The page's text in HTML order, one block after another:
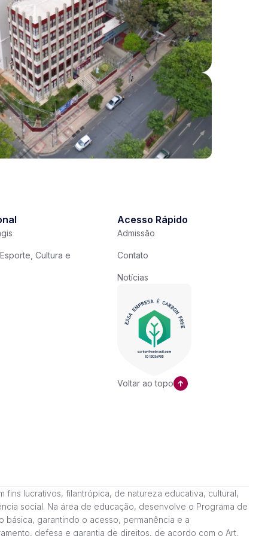
Cultura e
Acesso Rápido
Admissão
Contato
Notícias
Voltar ao topo
fins lucrativos, filantrópica, de natureza educativa, cultural,
social. Na área de educação, desenvolve o Programa de
básica, garantindo o acesso, permanência e a
defesa e garantia de direitos, de acordo com o Art.